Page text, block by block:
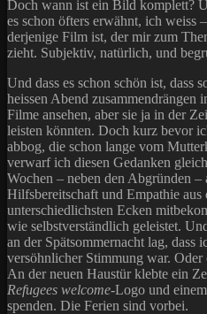
Doch wann ist ein Bild komplett?
es schon öfters erwähnt, ich weiss –
derjenige Film ist, der mir zum
zieht. Subjektiv, natürlich, und
Und dass es schon schön ist, dass
heissen Abend zusammendrängen
Filme ansehen, aber sie ja in der
leisten könnten. Doch kurz bevor
abbog, die schon lange vom
verwarf ich diesen Gedanken
Wochen – neben den Abgründen –
Hilfsbereitschaft und Empathie aus
unterschiedlichsten Ecken
wie selbstverständlich geleistet.
an der Spätsommernacht lag, dass
versöhnlicher Stimmung war.
An der neuen Haustür klebte ein
Refugees welcome-Logo und
spenden. Die Ferien sind vorbei.